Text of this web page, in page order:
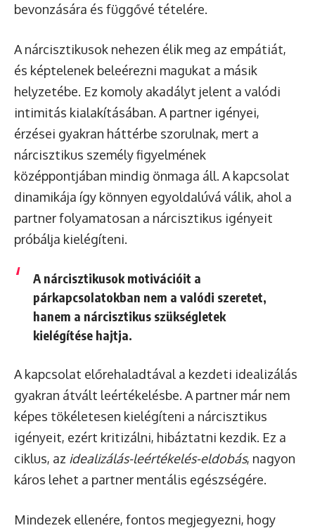
bevonzására és függővé tételére.
A nárcisztikusok nehezen élik meg az empátiát,
és képtelenek beleérezni magukat a másik
helyzetébe. Ez komoly akadályt jelent a valódi
intimitás kialakításában. A partner igényei,
érzései gyakran háttérbe szorulnak, mert a
nárcisztikus személy figyelmének
középpontjában mindig önmaga áll. A kapcsolat
dinamikája így könnyen egyoldalúvá válik, ahol a
partner folyamatosan a nárcisztikus igényeit
próbálja kielégíteni.
A nárcisztikusok motivációit a
párkapcsolatokban nem a valódi szeretet,
hanem a nárcisztikus szükségletek
kielégítése hajtja.
A kapcsolat előrehaladtával a kezdeti idealizálás
gyakran átvált leértékelésbe. A partner már nem
képes tökéletesen kielégíteni a nárcisztikus
igényeit, ezért kritizálni, hibáztatni kezdik. Ez a
ciklus, az idealizálás-leértékelés-eldobás, nagyon
káros lehet a partner mentális egészségére.
Mindezek ellenére, fontos megjegyezni, hogy